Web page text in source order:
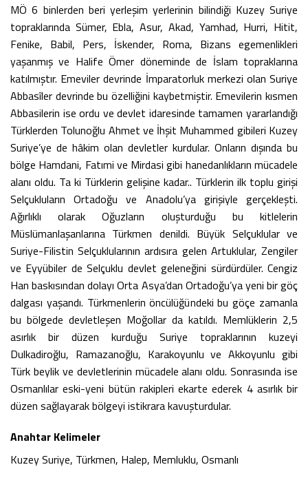
MÖ 6 binlerden beri yerleşim yerlerinin bilindiği Kuzey Suriye
topraklarında Sümer, Ebla, Asur, Akad, Yamhad, Hurri, Hitit,
Fenike, Babil, Pers, İskender, Roma, Bizans egemenlikleri
yaşanmış ve Halife Ömer döneminde de İslam topraklarına
katılmıştır. Emeviler devrinde İmparatorluk merkezi olan Suriye
Abbasîler devrinde bu özelliğini kaybetmiştir. Emevilerin kısmen
Abbasilerin ise ordu ve devlet idaresinde tamamen yararlandığı
Türklerden Tolunoğlu Ahmet ve İhşit Muhammed gibileri Kuzey
Suriye’ye de hâkim olan devletler kurdular. Onların dışında bu
bölge Hamdani, Fatımi ve Mirdasi gibi hanedanlıkların mücadele
alanı oldu. Ta ki Türklerin gelişine kadar.. Türklerin ilk toplu girişi
Selçukluların Ortadoğu ve Anadolu’ya girişiyle gerçekleşti.
Ağırlıklı olarak Oğuzların oluşturduğu bu kitlelerin
Müslümanlaşanlarına Türkmen denildi. Büyük Selçuklular ve
Suriye-Filistin Selçuklularının ardısıra gelen Artuklular, Zengiler
ve Eyyübiler de Selçuklu devlet geleneğini sürdürdüler. Cengiz
Han baskısından dolayı Orta Asya’dan Ortadoğu’ya yeni bir göç
dalgası yaşandı. Türkmenlerin öncülüğündeki bu göçe zamanla
bu bölgede devletleşen Moğollar da katıldı. Memlüklerin 2,5
asırlık bir düzen kurduğu Suriye topraklarının kuzeyi
Dulkadiroğlu, Ramazanoğlu, Karakoyunlu ve Akkoyunlu gibi
Türk beylik ve devletlerinin mücadele alanı oldu. Sonrasında ise
Osmanlılar eski-yeni bütün rakipleri ekarte ederek 4 asırlık bir
düzen sağlayarak bölgeyi istikrara kavuşturdular.
Anahtar Kelimeler
Kuzey Suriye, Türkmen, Halep, Memluklu, Osmanlı